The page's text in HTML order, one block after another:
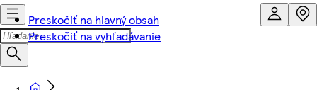
Preskočiť na hlavný obsah
Preskočiť na vyhľadávanie